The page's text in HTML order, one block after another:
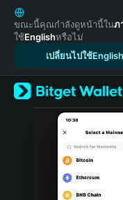
English
日本語
Tiếng Việt
Español
Türkçe
Italiano
Português (Portugal)
ขณะนี้คุณกำลังดูหน้านี้ในภ
ใช้Englishหรือไม่
เปลี่ยนไปใช้English